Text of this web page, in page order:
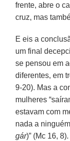
frente, abre o
cruz, mas
E eis a
um final
se pensou em
diferentes, em
9-20). Mas a
mulheres
estavam com
nada a
gár)” (Mc 16,